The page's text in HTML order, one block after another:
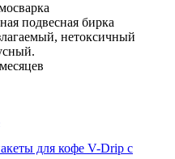
подвесная бирка
нетоксичный